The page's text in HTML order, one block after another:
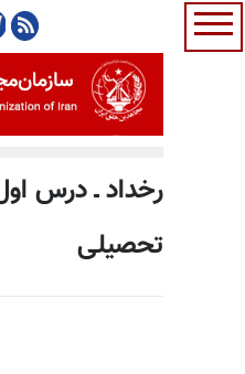
رخداد ـ درس
تحصیلی